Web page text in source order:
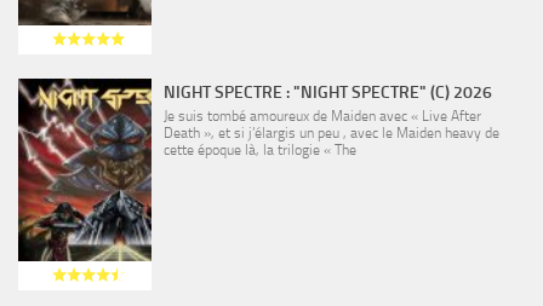
NIGHT SPECTRE : "NIGHT SPECTRE" (C) 2026
Je suis tombé amoureux de Maiden avec « Live After
Death », et si j’élargis un peu , avec le Maiden heavy de
cette époque là, la trilogie « The